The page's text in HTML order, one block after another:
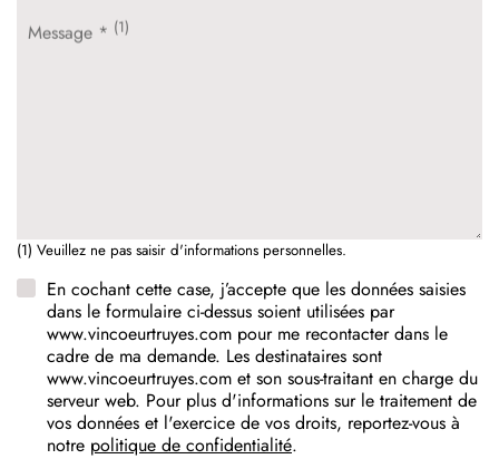
Message * (1)
(1) Veuillez ne pas saisir d'informations personnelles.
En cochant cette case, j’accepte que les données saisies
dans le formulaire ci-dessus soient utilisées par
www.vincoeurtruyes.com pour me recontacter dans le
cadre de ma demande. Les destinataires sont
www.vincoeurtruyes.com et son sous-traitant en charge du
serveur web. Pour plus d'informations sur le traitement de
vos données et l'exercice de vos droits, reportez-vous à
notre politique de confidentialité.